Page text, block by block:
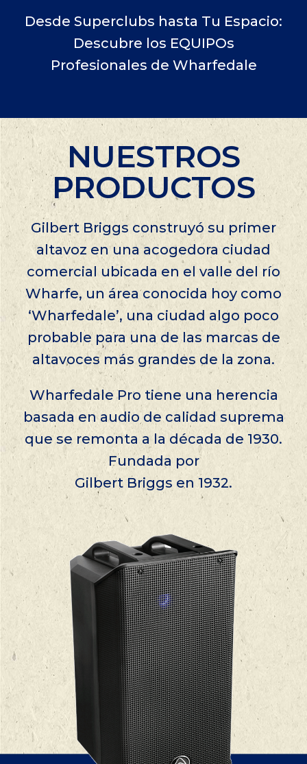
Desde Superclubs hasta Tu Espacio:
Descubre los EQUIPOs
Profesionales de Wharfedale
NUESTROS
PRODUCTOS
Gilbert Briggs construyó su primer
altavoz en una acogedora ciudad
comercial ubicada en el valle del río
Wharfe, un área conocida hoy como
‘Wharfedale’, una ciudad algo poco
probable para una de las marcas de
altavoces más grandes de la zona.
Wharfedale Pro tiene una herencia
basada en audio de calidad suprema
que se remonta a la década de 1930.
Fundada por
Gilbert Briggs en 1932.